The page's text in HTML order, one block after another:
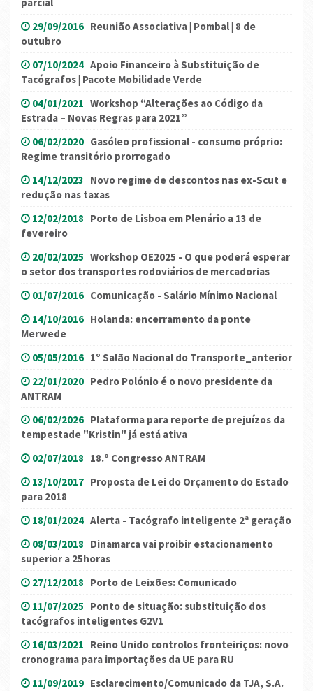
29/09/2016 Reunião Associativa | Pombal | 8 de
outubro
07/10/2024 Apoio Financeiro à Substituição de
Tacógrafos | Pacote Mobilidade Verde
04/01/2021 Workshop “Alterações ao Código da
Estrada – Novas Regras para 2021”
06/02/2020 Gasóleo profissional - consumo próprio:
Regime transitório prorrogado
14/12/2023 Novo regime de descontos nas ex-Scut e
redução nas taxas
12/02/2018 Porto de Lisboa em Plenário a 13 de
fevereiro
20/02/2025 Workshop OE2025 - O que poderá esperar
o setor dos transportes rodoviários de mercadorias
01/07/2016 Comunicação - Salário Mínimo Nacional
14/10/2016 Holanda: encerramento da ponte
Merwede
05/05/2016 1º Salão Nacional do Transporte_anterior
22/01/2020 Pedro Polónio é o novo presidente da
ANTRAM
06/02/2026 Plataforma para reporte de prejuízos da
tempestade "Kristin" já está ativa
02/07/2018 18.º Congresso ANTRAM
13/10/2017 Proposta de Lei do Orçamento do Estado
para 2018
18/01/2024 Alerta - Tacógrafo inteligente 2ª geração
08/03/2018 Dinamarca vai proibir estacionamento
superior a 25horas
27/12/2018 Porto de Leixões: Comunicado
11/07/2025 Ponto de situação: substituição dos
tacógrafos inteligentes G2V1
16/03/2021 Reino Unido controlos fronteiriços: novo
cronograma para importações da UE para RU
11/09/2019 Esclarecimento/Comunicado da TJA, S.A.